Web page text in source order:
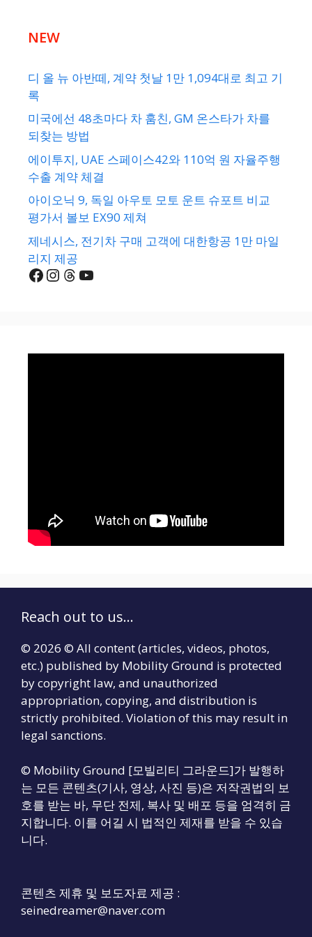
NEW
디 올 뉴 아반떼, 계약 첫날 1만 1,094대로 최고 기
록
미국에선 48초마다 차 훔친, GM 온스타가 차를
되찾는 방법
에이투지, UAE 스페이스42와 110억 원 자율주행
수출 계약 체결
아이오닉 9, 독일 아우토 모토 운트 슈포트 비교
평가서 볼보 EX90 제쳐
제네시스, 전기차 구매 고객에 대한항공 1만 마일
리지 제공
Facebook
Instagram
Threads
YouTube
Reach out to us...
© 2026 © All content (articles, videos, photos,
etc.) published by Mobility Ground is protected
by copyright law, and unauthorized
appropriation, copying, and distribution is
strictly prohibited. Violation of this may result in
legal sanctions.
© Mobility Ground [모빌리티 그라운드]가 발행하
는 모든 콘텐츠(기사, 영상, 사진 등)은 저작권법의 보
호를 받는 바, 무단 전제, 복사 및 배포 등을 엄격히 금
지합니다. 이를 어길 시 법적인 제재를 받을 수 있습
니다.
콘텐츠 제휴 및 보도자료 제공 :
seinedreamer@naver.com